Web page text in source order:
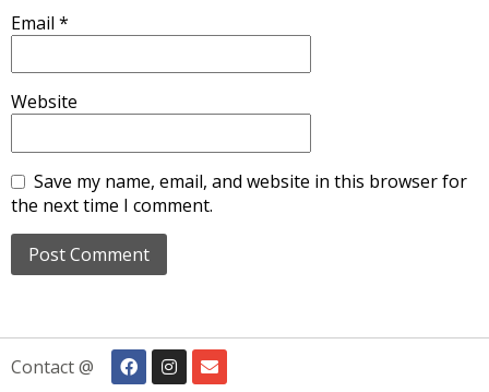
Email *
Website
Save my name, email, and website in this browser for
the next time I comment.
Contact @